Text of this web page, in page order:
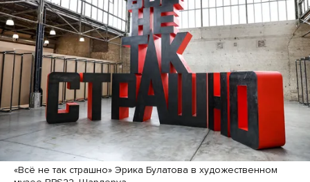
«Всё не так страшно» Эрика Булатова в художественном